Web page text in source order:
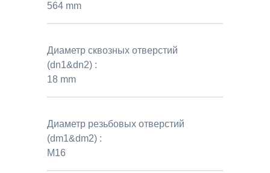
564 mm
Диаметр сквозных отверстий
(dn1&dn2) :
18 mm
Диаметр резьбовых отверстий
(dm1&dm2) :
M16